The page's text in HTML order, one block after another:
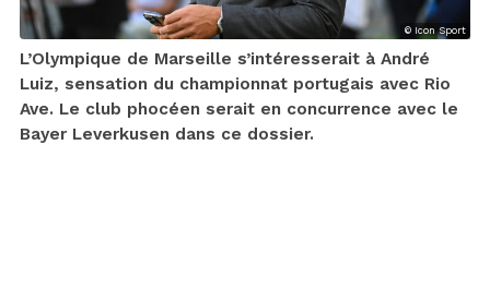
© Icon Sport
L’Olympique de Marseille s’intéresserait à André
Luiz, sensation du championnat portugais avec Rio
Ave. Le club phocéen serait en concurrence avec le
Bayer Leverkusen dans ce dossier.